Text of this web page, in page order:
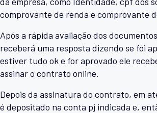
comprovante de renda e comprovante
Após a rápida avaliação dos
receberá uma resposta dizendo se foi
estiver tudo ok e for aprovado ele
assinar o contrato online.
Depois da assinatura do contrato, em
é depositado na conta pj indicada e,